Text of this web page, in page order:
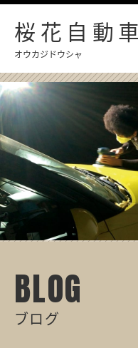
桜花自動車
オウカジドウシャ
BLOG
ブログ